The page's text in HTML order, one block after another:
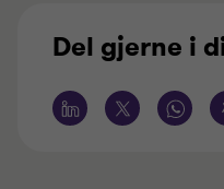
Del gjerne i